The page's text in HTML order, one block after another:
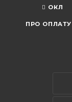
ОКЛ
ПРО ОПЛАТУ